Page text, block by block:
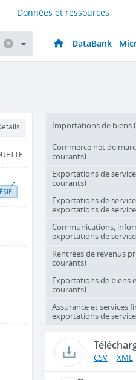
Données et ressources
DataBank
Importations de biens
Commerce net de
courants)
Exportations de
courants)
Exportations de
exportations de
Communications,
exportations de
Rentrées de revenus
courants)
Exportations de biens
courants)
Assurance et services
exportations de
CSV XML